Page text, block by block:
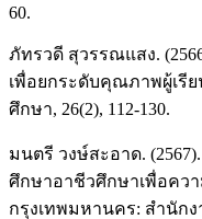
60.
ภัทรวดี สุวรรณแสง.
เพื่อยกระดับคุณภาพผู้เรี
ศึกษา, 26(2), 112-130.
มนตรี วงษ์สะอาด.
ศึกษาอาชีวศึกษาเพื่อควา
กรุงเทพมหานคร: สำนัก